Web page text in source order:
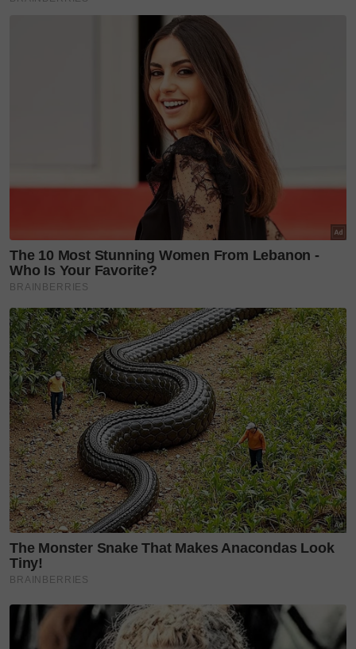
Malah, gambar mahupun sebarang rakaman
sepanjang berada di lokasi tidak boleh didedahkan
atau dikongsi sewenang-wenangnya kepada umum
demi menjaga eksklusiviti karya berkenaan.
Di sebalik lensa kamera, projek garapan pengarah
Mootaaz El Tomy ini sebenarnya mendapat
kerjasama harmoni antara Synergy Plus dan Inifinity
Films.
Kehadiran naskhah komedi sosial itu bukan sahaja
memberi peluang kepada 33 kru dari Mesir untuk
merasai sendiri pengalaman bekerja di sini, malah
turut membuka ruang kolaborasi bersama lebih 220
kru kreatif tempatan yang berkongsi kepakaran di
belakang tabir.